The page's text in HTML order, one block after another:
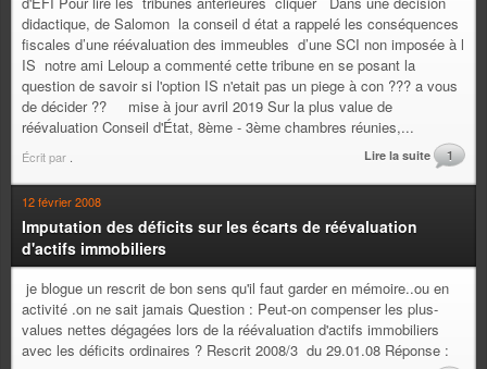
didactique, de Salomon la conseil d état a rappelé les conséquences
fiscales d’une réévaluation des immeubles d’une SCI non imposée à l
IS notre ami Leloup a commenté cette tribune en se posant la
question de savoir si l'option IS n'etait pas un piege à con ??? a vous
de décider ?? mise à jour avril 2019 Sur la plus value de
réévaluation Conseil d'État, 8ème - 3ème chambres réunies,...
Écrit par Lire la suite 1
12 février 2008
Imputation des déficits sur les écarts de réévaluation
d'actifs immobiliers
je blogue un rescrit de bon sens qu'il faut garder en mémoire..ou en
activité .on ne sait jamais Question : Peut-on compenser les plus-
values nettes dégagées lors de la réévaluation d'actifs immobiliers
avec les déficits ordinaires ? Rescrit 2008/3 du 29.01.08 Réponse :